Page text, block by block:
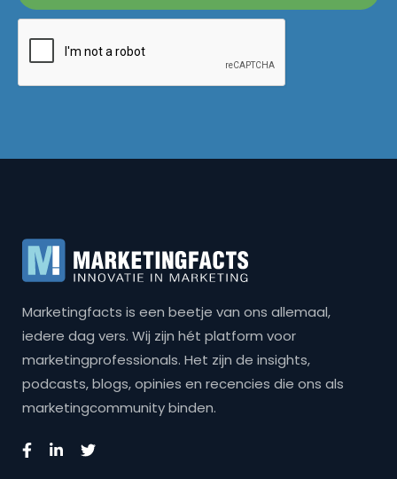
Marketingfacts is een beetje van ons allemaal,
iedere dag vers. Wij zijn hét platform voor
marketingprofessionals. Het zijn de insights,
podcasts, blogs, opinies en recencies die ons als
marketingcommunity binden.